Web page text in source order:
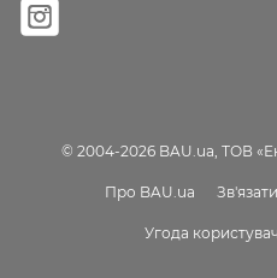
© 2004-2026 BAU.ua, ТОВ
Про BAU.ua
Угода